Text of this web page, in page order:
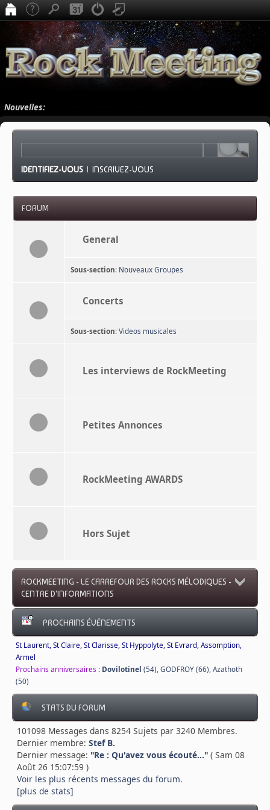
Nouvelles:
IDENTIFIEZ-VOUS |INSCRIVEZ-VOUS
FORUM
General
Sous-section: Nouveaux Groupes
Concerts
Sous-section: Videos musicales
Les interviews de RockMeeting
Petites Annonces
RockMeeting AWARDS
Hors Sujet
ROCKMEETING - LE CARREFOUR DES ROCKS MÉLODIQUES -
CENTRE D'INFORMATIONS
PROCHAINS ÉVÉNEMENTS
St Laurent, St Claire, St Clarisse, St Hyppolyte, St Evrard, Assomption,
Armel
Prochains anniversaires : Dovilotinel (54) ,GODFROY (66) ,Azathoth
(50)
STATS DU FORUM
101098 Messages dans 8254 Sujets par 3240 Membres.
Dernier membre: Stef B.
Dernier message: "Re : Qu'avez vous écouté..."( Sam 08
Août 26 15:07:59 )
Voir les plus récents messages du forum.
[plus de stats]